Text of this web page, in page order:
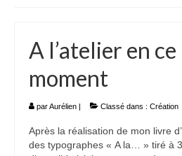
CREATION
TYPOGRAPHIE
TAILLE D’ÉPARGNE
TAILLE DOUCE
A l’atelier en ce
moment
parAurélien | Classé dans : Création
Après la réalisation de mon livre
des typographes « A la… » tiré à